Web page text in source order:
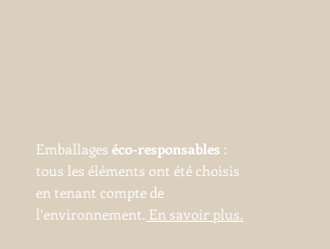
Emballages éco-responsables :
tous les éléments ont été choisis
en tenant compte de
l’environnement. En savoir plus.